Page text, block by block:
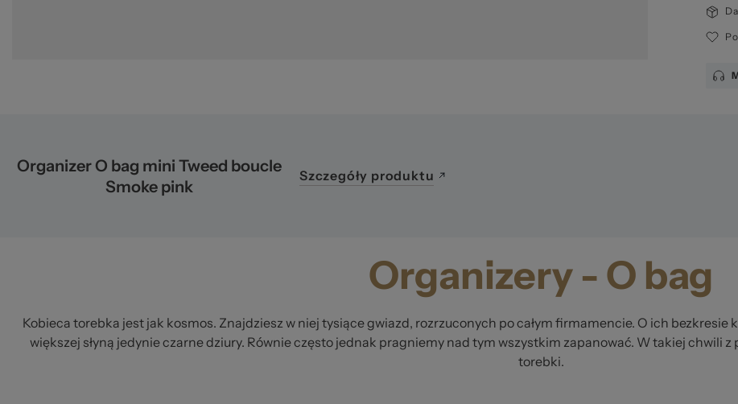
Organizery - O bag
Kobieca torebka jest jak kosmos. Znajdziesz w niej tysiące gwiazd, rozrzuconych po całym firmamencie. O ich bezkresie
większej słyną jedynie czarne dziury. Równie często jednak pragniemy nad tym wszystkim zapanować. W takiej chwili
torebki.
Organizer O bag mini Tweed boucle
Smoke pink
Szczegóły produktu